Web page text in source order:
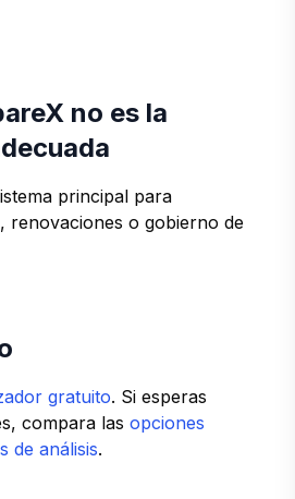
no es la
principal para
renovaciones o gobierno de
gratuito. Si esperas
compara las opciones
de análisis.